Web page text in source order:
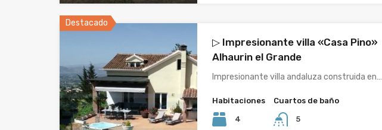
Destacado
▷ Impresionante villa «Casa Pino»
Alhaurin el Grande
Impresionante villa andaluza construida en…
Habitaciones
4
Cuartos de baño
5